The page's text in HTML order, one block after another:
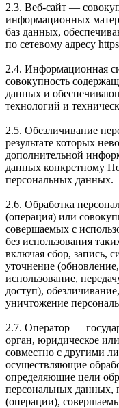
2.3. Веб-сайт —
информационных
баз данных,
по сетевому адресу
2.4. Информационная
совокупность
данных и
технологий и
2.5. Обезличивание
результате которых
дополнительной
данных конкретному
персональных данных.
2.6. Обработка
(операция) или
совершаемых с
без использования
включая сбор, запись,
уточнение
использование,
доступ),
уничтожение
2.7. Оператор —
орган, юридическое
совместно с другими
осуществляющие
определяющие цели
персональных данных,
(операции),